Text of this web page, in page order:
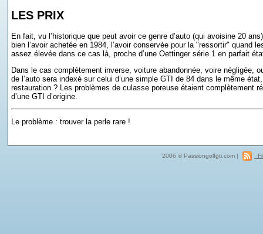
LES PRIX
En fait, vu l’historique que peut avoir ce genre d’auto (qui avoisine 20
bien l’avoir achetée en 1984, l’avoir conservée pour la "ressortir" quand
assez élevée dans ce cas là, proche d’une Oettinger série 1 en parfait
Dans le cas complètement inverse, voiture abandonnée, voire négligée,
de l’auto sera indexé sur celui d’une simple GTI de 84 dans le même
restauration ? Les problèmes de culasse poreuse étaient complètement
d’une GTI d’origine.
Le problème : trouver la perle rare !
2006 © Passiongolfgti.com |